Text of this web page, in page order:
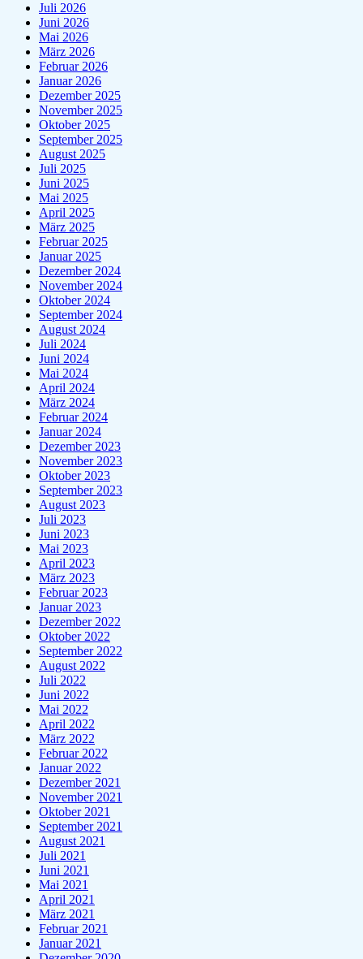
Juli 2026
Juni 2026
Mai 2026
März 2026
Februar 2026
Januar 2026
Dezember 2025
November 2025
Oktober 2025
September 2025
August 2025
Juli 2025
Juni 2025
Mai 2025
April 2025
März 2025
Februar 2025
Januar 2025
Dezember 2024
November 2024
Oktober 2024
September 2024
August 2024
Juli 2024
Juni 2024
Mai 2024
April 2024
März 2024
Februar 2024
Januar 2024
Dezember 2023
November 2023
Oktober 2023
September 2023
August 2023
Juli 2023
Juni 2023
Mai 2023
April 2023
März 2023
Februar 2023
Januar 2023
Dezember 2022
Oktober 2022
September 2022
August 2022
Juli 2022
Juni 2022
Mai 2022
April 2022
März 2022
Februar 2022
Januar 2022
Dezember 2021
November 2021
Oktober 2021
September 2021
August 2021
Juli 2021
Juni 2021
Mai 2021
April 2021
März 2021
Februar 2021
Januar 2021